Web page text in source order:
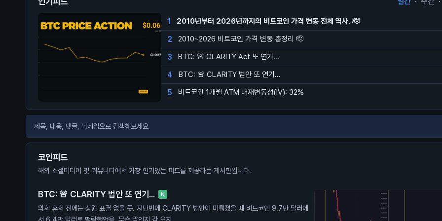
1 2010년부터 2026년까지의 비트코인 가격 변동 전체 역사. 🫡
2 2010~2026 비트코인 가격 변동 총정리 🫡
3 BTC: 🚨 CLARITY Act 또 연기…
4 BTC: 🚨 CLARITY 법안 또 연기...
5 비트코인 1개월 ATM 내재변동성(IV): 32%
코인피드
해외 소셜미디어 및 커뮤니티에서 가장 인기있는 피드를 제공하는 게시판입니다.
BTC: 🚨 CLARITY 법안 또 연기... N
의회 휴회 전에는 상원 표결 없을 듯. 지난번에 CLARITY 법안이 미뤄졌을 때 비트코인 9.7만 달러에
서 6.4만 달러로 떡락했었음. 무슨 말인지 감 오지...